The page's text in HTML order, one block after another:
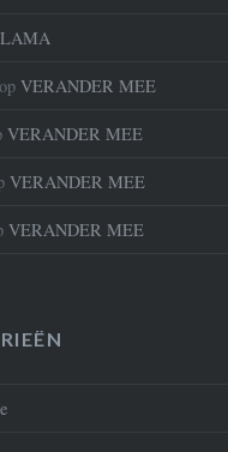
LAMA
op VERANDER MEE
VERANDER MEE
VERANDER MEE
VERANDER MEE